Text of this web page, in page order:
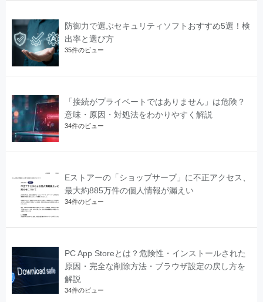
防御力で選ぶセキュリティソフトおすすめ5選！検
出率と選び方
35件のビュー
「接続がプライベートではありません」は危険？
意味・原因・対処法をわかりやすく解説
34件のビュー
Eストアーの「ショップサーブ」に不正アクセス、
最大約885万件の個人情報が漏えい
34件のビュー
PC App Storeとは？危険性・インストールされた
原因・完全な削除方法・ブラウザ設定の戻し方を
解説
34件のビュー